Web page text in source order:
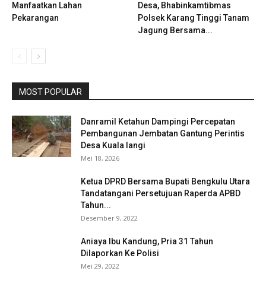
Manfaatkan Lahan
Pekarangan
Desa, Bhabinkamtibmas
Polsek Karang Tinggi Tanam
Jagung Bersama...
MOST POPULAR
Danramil Ketahun Dampingi Percepatan
Pembangunan Jembatan Gantung Perintis
Desa Kuala langi
Mei 18, 2026
Ketua DPRD Bersama Bupati Bengkulu Utara
Tandatangani Persetujuan Raperda APBD
Tahun...
Desember 9, 2022
Aniaya Ibu Kandung, Pria 31 Tahun
Dilaporkan Ke Polisi
Mei 29, 2022